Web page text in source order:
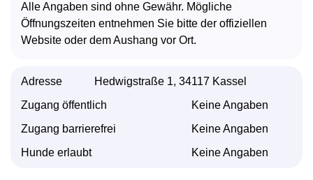
Alle Angaben sind ohne Gewähr. Mögliche
Öffnungszeiten entnehmen Sie bitte der offiziellen
Website oder dem Aushang vor Ort.
Adresse
Hedwigstraße 1, 34117 Kassel
Zugang öffentlich
Keine Angaben
Zugang barrierefrei
Keine Angaben
Hunde erlaubt
Keine Angaben